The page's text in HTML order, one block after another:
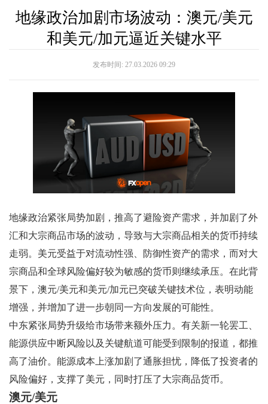
地缘政治加剧市场波动：澳元/美元
和美元/加元逼近关键水平
发布时间: 27.03.2026 09:29
地缘政治紧张局势加剧，推高了避险资产需求，并加剧了外
汇和大宗商品市场的波动，导致与大宗商品相关的货币持续
走弱。美元受益于对流动性强、防御性资产的需求，而对大
宗商品和全球风险偏好较为敏感的货币则继续承压。在此背
景下，澳元/美元和美元/加元已突破关键技术位，表明动能
增强，并增加了进一步朝同一方向发展的可能性。
中东紧张局势升级给市场带来额外压力。有关新一轮罢工、
能源供应中断风险以及关键航道可能受到限制的报道，都推
高了油价。能源成本上涨加剧了通胀担忧，降低了投资者的
风险偏好，支撑了美元，同时打压了大宗商品货币。
澳元/美元